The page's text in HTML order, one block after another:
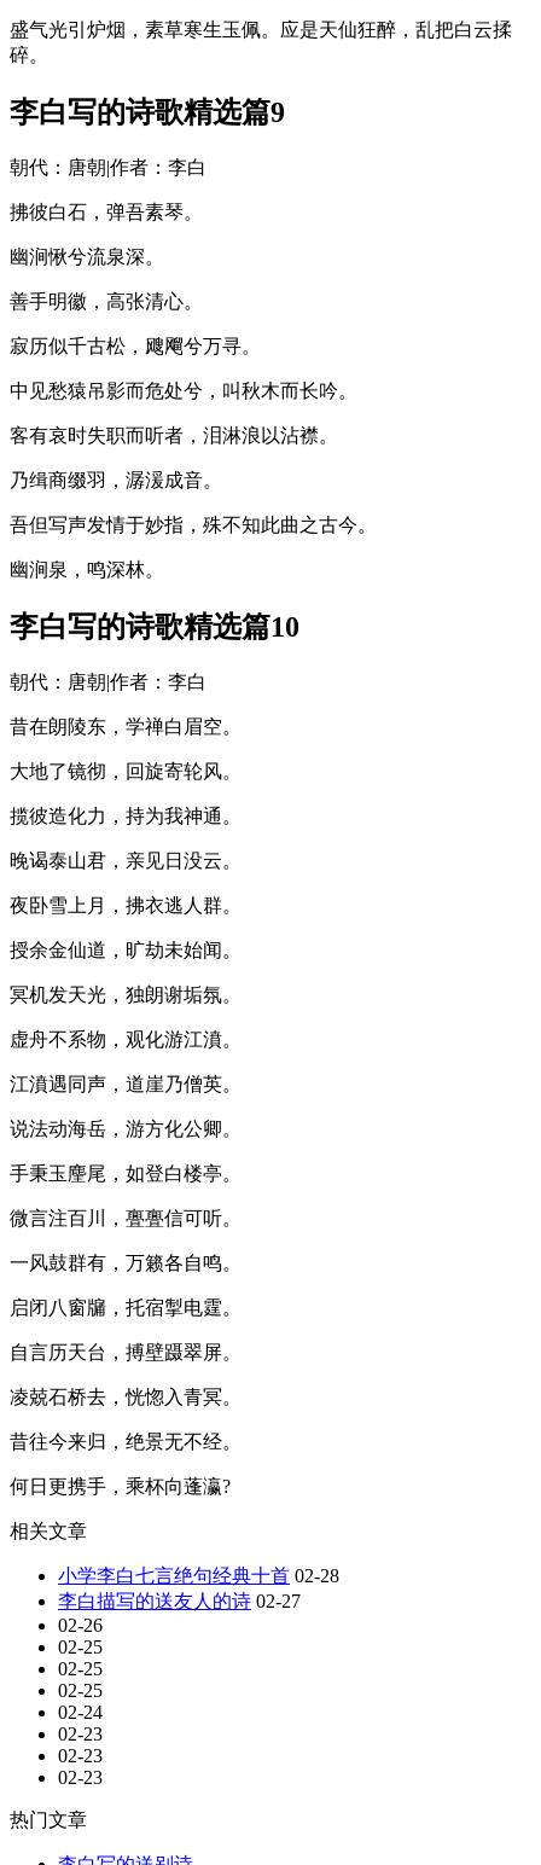
盛气光引炉烟，素草寒生玉佩。应是天仙狂醉，乱把白云揉
碎。
李白写的诗歌精选篇9
朝代：唐朝|作者：李白
拂彼白石，弹吾素琴。
幽涧愀兮流泉深。
善手明徽，高张清心。
寂历似千古松，飕飗兮万寻。
中见愁猿吊影而危处兮，叫秋木而长吟。
客有哀时失职而听者，泪淋浪以沾襟。
乃缉商缀羽，潺湲成音。
吾但写声发情于妙指，殊不知此曲之古今。
幽涧泉，鸣深林。
李白写的诗歌精选篇10
朝代：唐朝|作者：李白
昔在朗陵东，学禅白眉空。
大地了镜彻，回旋寄轮风。
揽彼造化力，持为我神通。
晚谒泰山君，亲见日没云。
夜卧雪上月，拂衣逃人群。
授余金仙道，旷劫未始闻。
冥机发天光，独朗谢垢氛。
虚舟不系物，观化游江濆。
江濆遇同声，道崖乃僧英。
说法动海岳，游方化公卿。
手秉玉麈尾，如登白楼亭。
微言注百川，亹亹信可听。
一风鼓群有，万籁各自鸣。
启闭八窗牖，托宿掣电霆。
自言历天台，搏壁蹑翠屏。
凌兢石桥去，恍惚入青冥。
昔往今来归，绝景无不经。
何日更携手，乘杯向蓬瀛?
相关文章
小学李白七言绝句经典十首 02-28
李白描写的送友人的诗 02-27
02-26
02-25
02-25
02-25
02-24
02-23
02-23
02-23
热门文章